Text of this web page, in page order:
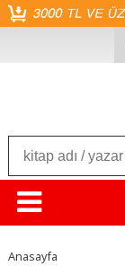
Anasayfa